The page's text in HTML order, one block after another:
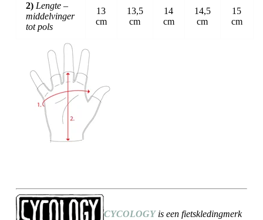
2) Lengte –
middelvinger
tot pols
13
cm
13,5
cm
14
cm
14,5
cm
15
cm
CYCOLOGYis een fietskledingmerk